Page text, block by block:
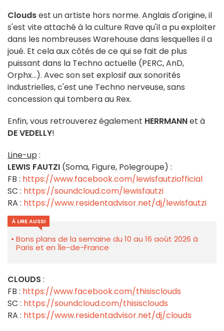
Cloudsest un artiste hors norme. Anglais d'origine, il
s'est vite attaché à la culture Rave qu'il a pu exploiter
dans les nombreuses Warehouse dans lesquelles il a
joué. Et cela aux côtés de ce qui se fait de plus
puissant dans la Techno actuelle (PERC, AnD,
Orphx...). Avec son set explosif aux sonorités
industrielles, c'est une Techno nerveuse, sans
concession qui tombera au Rex.
Enfin, vous retrouverez également HERRMANNet à
DE VEDELLY!
Line-up :
LEWIS FAUTZI (Soma, Figure, Polegroupe) :
FB : https://www.facebook.com/lewisfautziofficial
SC : https://soundcloud.com/lewisfautzi
RA : https://www.residentadvisor.net/dj/lewisfautzi
À LIRE AUSSI
Bons plans de la semaine du 10 au 16 août 2026 à
Paris et en Île-de-France
CLOUDS :
FB : https://www.facebook.com/thisisclouds
SC : https://soundcloud.com/thisisclouds
RA : https://www.residentadvisor.net/dj/clouds